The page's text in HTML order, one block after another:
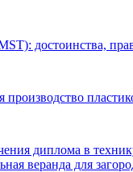
достоинства,
производство
диплома в
веранда для